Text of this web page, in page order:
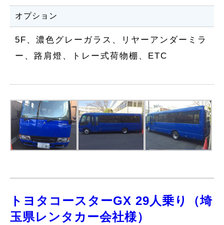
オプション
5F、濃色グレーガラス、リヤーアンダーミラ
ー、路肩燈、トレー式荷物棚、ETC
トヨタコースターGX 29人乗り（埼
玉県レンタカー会社様）